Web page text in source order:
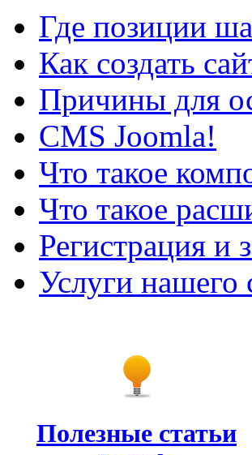
Где позиции
Как создать
Причины для
CMS Joomla!
Что такое
Что такое
Регистрация и
Услуги нашего
Полезные статьи